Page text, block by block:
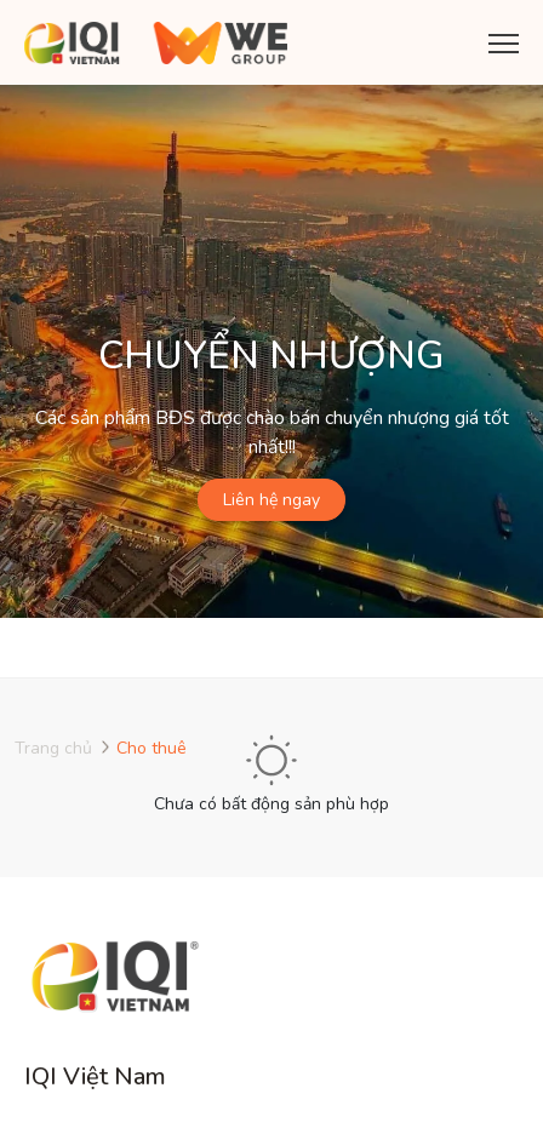
CHUYỂN NHƯỢNG
Các sản phẩm BĐS được chào bán chuyển nhượng giá tốt
nhất!!!
Liên hệ ngay
Trang chủ Cho thuê
Chưa có bất động sản phù hợp
IQI Việt Nam